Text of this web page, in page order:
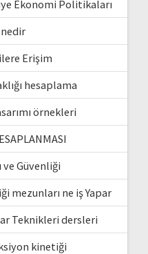
Ekonomi Politikaları
Erişim
hesaplama
örnekleri
ve Güvenliği
mezunları ne iş Yapar
Teknikleri dersleri
kinetiği